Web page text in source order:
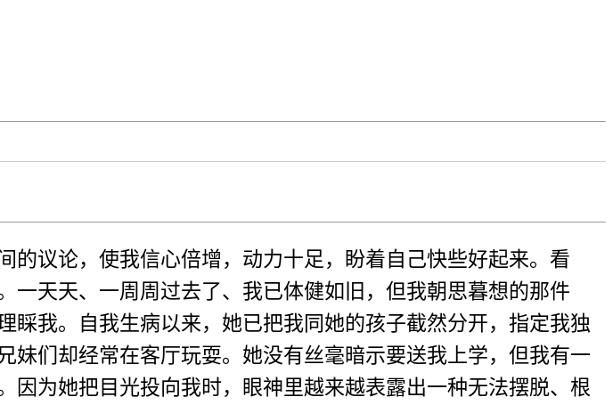
议论，使我信心倍增，动力十足，盼着自己快些好起来。看
天天、一周周过去了、我已体健如旧，但我朝思暮想的那件
我。自我生病以来，她已把我同她的孩子截然分开，指定我独
们却经常在客厅玩耍。她没有丝毫暗示要送我上学，但我有一
为她把目光投向我时，眼神里越来越表露出一种无法摆脱、根